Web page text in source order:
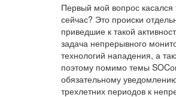
Первый мой вопрос касался
сейчас? Это происки
приведшие к такой
задача непрерывного
технологий нападения, а
поэтому помимо темы
обязательному
трехлетних периодов к